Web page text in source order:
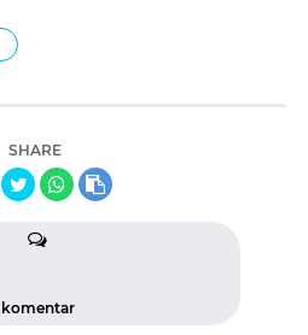
SHARE
komentar